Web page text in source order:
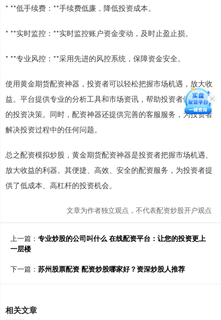
* **低手续费：**手续费低廉，降低投资成本。
* **实时监控：**实时监控账户资金变动，及时止盈止损。
* **专业风控：**采用先进的风控系统，保障资金安全。
使用黄金期货配资神器，投资者可以轻松把握市场机遇，放大收
益。平台提供专业的分析工具和市场资讯，帮助投资者做出明智
的投资决策。同时，配资神器还提供完善的客服服务，为投资者
解决投资过程中的任何问题。
总之配资模拟炒股，黄金期货配资神器是投资者把握市场机遇、
放大收益的利器。其便捷、高效、安全的配资服务，为投资者提
供了低成本、高杠杆的投资机会。
文章为作者独立观点，不代表配资炒股开户观点
上一篇： 专业炒股的公司叫什么 在线配资平台：让您的投资更上
一层楼
下一篇： 苏州股票配资 配资炒股哪家好？资深炒股人推荐
相关文章